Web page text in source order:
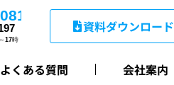
資料ダウンロード
よくある質問 会社案内